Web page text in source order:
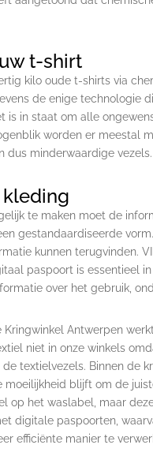
t-shirt
kilo oude t-shirts via
de enige technologie
is in staat om alle
worden er meestal
dus minderwaardige vezels.
kleding
te maken moet de
gestandaardiseerde
kunnen terugvinden.
paspoort is essentieel
over het gebruik,
Antwerpen
niet in onze winkels
textielvezels. Binnen de
blijft om de
op het waslabel, maar
digitale paspoorten,
efficiënte manier te